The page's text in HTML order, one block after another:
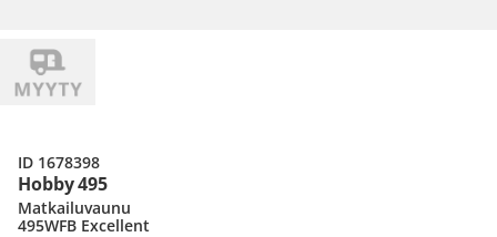
Hobby 495
Matkailuvaunu
495WFB Excellent
ID 1678398